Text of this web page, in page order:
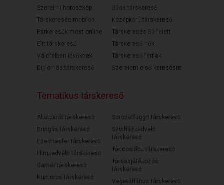
Szerelmi horoszkóp
Társkeresés mobilon
Párkeresők most online
Elit társkereső
Válófélben lévőknek
Diplomás társkereső
30as társkereső
Középkorú társkereső
Társkeresés 50 felett
Társkereső nők
Társkereső férfiak
Szerelem első keresésre
Tematikus társkereső
Állatbarát társkereső
Bringás társkereső
Ezermester társkereső
Filmkedvelő társkereső
Gamer társkereső
Humoros társkereső
Sorozatfüggő társkereső
Színházkedvelő
társkereső
Táncoslábú társkereső
Társasjátékozós
társkereső
Vegetáriánus társkereső